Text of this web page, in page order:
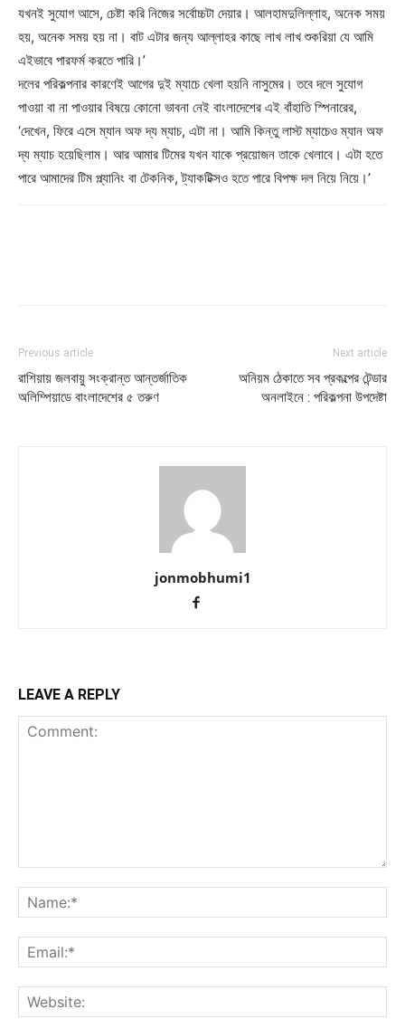
যখনই সুযোগ আসে, চেষ্টা করি নিজের সর্বোচ্চটা দেয়ার। আলহামদুলিল্লাহ, অনেক সময়
হয়, অনেক সময় হয় না। বাট এটার জন্য আল্লাহর কাছে লাখ লাখ শুকরিয়া যে আমি
এইভাবে পারফর্ম করতে পারি।’
দলের পরিকল্পনার কারণেই আগের দুই ম্যাচে খেলা হয়নি নাসুমের। তবে দলে সুযোগ
পাওয়া বা না পাওয়ার বিষয়ে কোনো ভাবনা নেই বাংলাদেশের এই বাঁহাতি স্পিনারের,
‘দেখেন, ফিরে এসে ম্যান অফ দ্য ম্যাচ, এটা না। আমি কিন্তু লাস্ট ম্যাচেও ম্যান অফ
দ্য ম্যাচ হয়েছিলাম। আর আমার টিমের যখন যাকে প্রয়োজন তাকে খেলাবে। এটা হতে
পারে আমাদের টিম প্ল্যানিং বা টেকনিক, ট্যাকটিক্সও হতে পারে বিপক্ষ দল নিয়ে নিয়ে।’
Previous article
রাশিয়ায় জলবায়ু সংক্রান্ত আন্তর্জাতিক
অলিম্পিয়াডে বাংলাদেশের ৫ তরুণ
Next article
অনিয়ম ঠেকাতে সব প্রকল্পের টেন্ডার
অনলাইনে : পরিকল্পনা উপদেষ্টা
jonmobhumi1
LEAVE A REPLY